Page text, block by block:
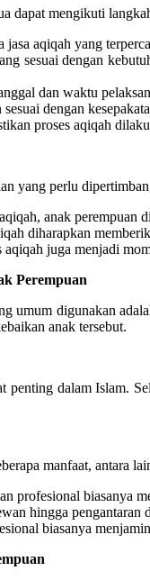
dapat mengikuti
jasa aqiqah yang
sesuai dengan
dan waktu
dengan
proses aqiqah
yang perlu
anak perempuan
diharapkan
aqiqah juga menjadi
Perempuan
umum digunakan
anak tersebut.
penting dalam Islam.
manfaat, antara
profesional biasanya
hingga pengantaran
biasanya